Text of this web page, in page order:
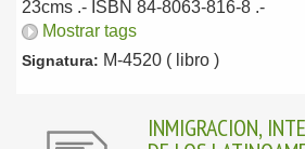
23cms .- ISBN 84-8063-816-8 .-
Mostrar tags
Signatura: M-4520 ( libro )
INMIGRACION,